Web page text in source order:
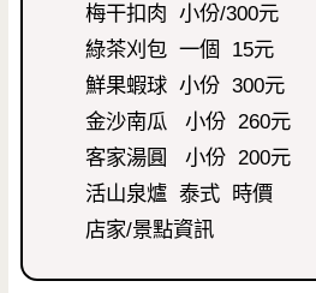
梅干扣肉 小份/300元
綠茶刈包 一個 15元
鮮果蝦球 小份 300元
金沙南瓜 小份 260元
客家湯圓 小份 200元
活山泉爐 泰式 時價
店家/景點資訊